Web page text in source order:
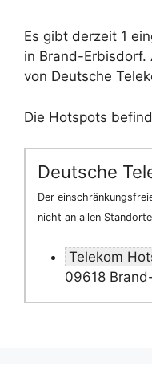
Es gibt derzeit 1
in Brand-
von Deutsche
Die Hotspots
Deutsche
Der
nicht an allen
Telekom
09618